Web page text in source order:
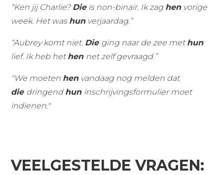
“Ken jij Charlie? Dieis non-binair. Ik zag henvorige
week. Het was hunverjaardag.”
“Aubrey komt niet. Die ging naar de zee methun
lief. Ik heb hethen net zelf gevraagd.”
"We moeten henvandaag nog melden dat
die dringend hun inschrijvingsformulier moet
indienen."
VEELGESTELDE VRAGEN: